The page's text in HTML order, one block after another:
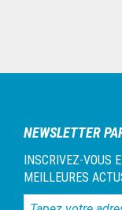
latérale
NEWSLETTER
INSCRIVEZ-VOUS
MEILLEURES
Tapez